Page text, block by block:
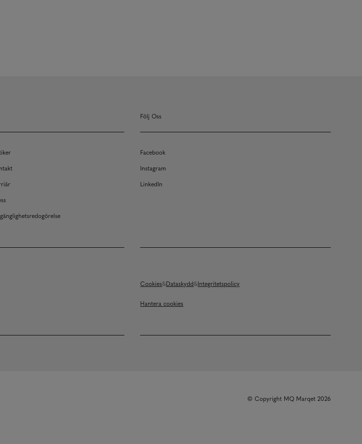
Följ Oss
Facebook
Instagram
LinkedIn
Cookies Dataskydd Integritetspolicy
Hantera cookies
© Copyright MQ Marqet 2026